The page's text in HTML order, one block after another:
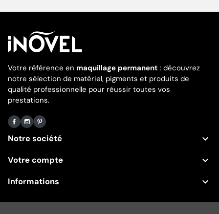
Votre référence en maquillage permanent : découvrez
notre sélection de matériel, pigments et produits de
qualité professionnelle pour réussir toutes vos
prestations.
Facebook
Instagram
Pinterest
Notre société 
Votre compte 
Informations 